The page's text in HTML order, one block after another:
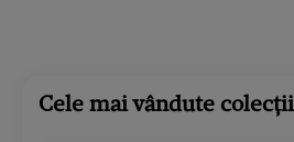
Cele mai vândute